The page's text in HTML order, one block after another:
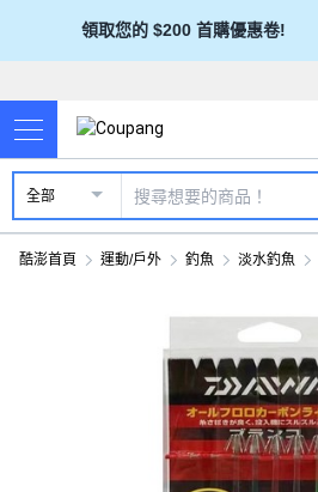
領取您的 $200 首購優惠卷!
全部
酷澎首頁 運動/戶外 釣魚 淡水釣魚